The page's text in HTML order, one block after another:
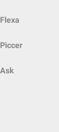
Flexa
Piccer
Ask